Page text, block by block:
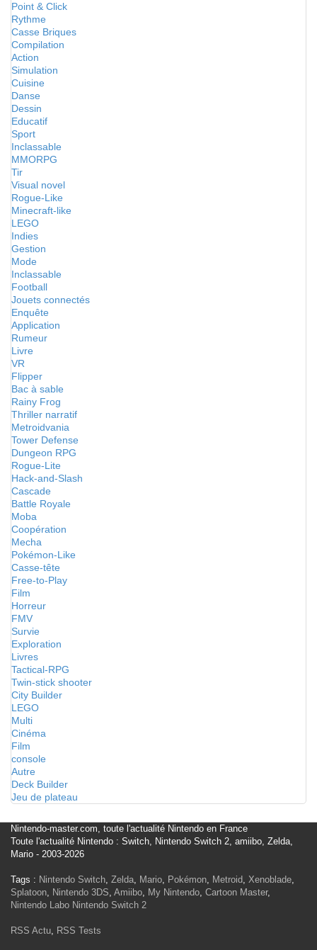
Point & Click
Rythme
Casse Briques
Compilation
Action
Simulation
Cuisine
Danse
Dessin
Educatif
Sport
Inclassable
MMORPG
Tir
Visual novel
Rogue-Like
Minecraft-like
LEGO
Indies
Gestion
Mode
Inclassable
Football
Jouets connectés
Enquête
Application
Rumeur
Livre
VR
Flipper
Bac à sable
Rainy Frog
Thriller narratif
Metroidvania
Tower Defense
Dungeon RPG
Rogue-Lite
Hack-and-Slash
Cascade
Battle Royale
Moba
Coopération
Mecha
Pokémon-Like
Casse-tête
Free-to-Play
Film
Horreur
FMV
Survie
Exploration
Livres
Tactical-RPG
Twin-stick shooter
City Builder
LEGO
Multi
Cinéma
Film
console
Autre
Deck Builder
Jeu de plateau
Nintendo-master.com, toute l'actualité Nintendo en France
Toute l'actualité Nintendo : Switch, Nintendo Switch 2, amiibo, Zelda,
Mario - 2003-2026
Tags : Nintendo Switch, Zelda, Mario, Pokémon, Metroid, Xenoblade,
Splatoon, Nintendo 3DS, Amiibo, My Nintendo, Cartoon Master,
Nintendo Labo Nintendo Switch 2
RSS Actu, RSS Tests